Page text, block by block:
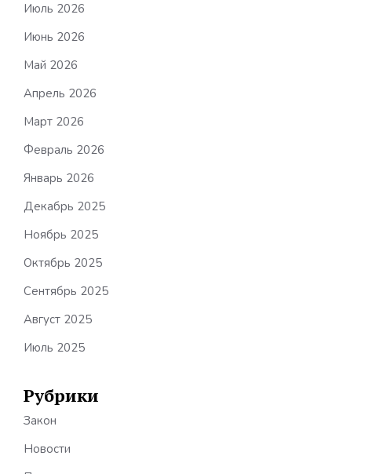
Июль 2026
Июнь 2026
Май 2026
Апрель 2026
Март 2026
Февраль 2026
Январь 2026
Декабрь 2025
Ноябрь 2025
Октябрь 2025
Сентябрь 2025
Август 2025
Июль 2025
Рубрики
Закон
Новости